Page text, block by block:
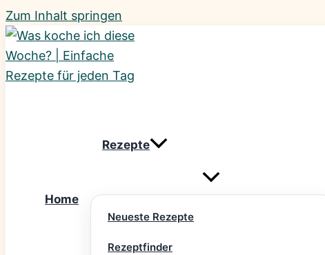
Zum Inhalt springen
Home
Rezepte
Neueste Rezepte
Rezeptfinder